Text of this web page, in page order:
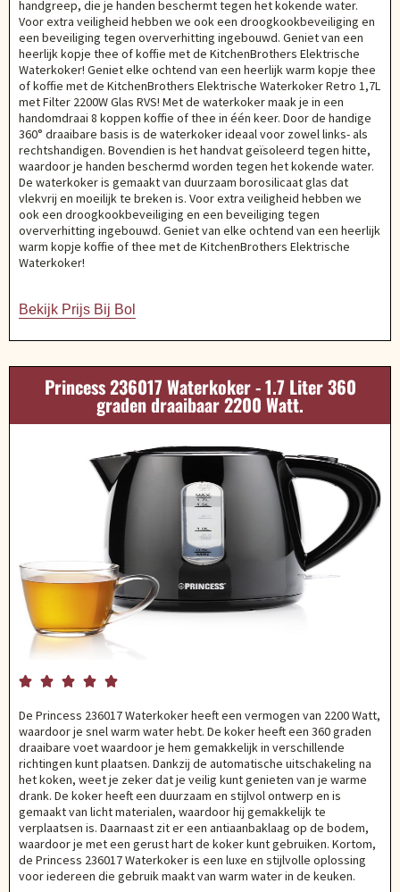
handgreep, die je handen beschermt tegen het kokende water.
Voor extra veiligheid hebben we ook een droogkookbeveiliging en
een beveiliging tegen oververhitting ingebouwd. Geniet van een
heerlijk kopje thee of koffie met de KitchenBrothers Elektrische
Waterkoker! Geniet elke ochtend van een heerlijk warm kopje thee
of koffie met de KitchenBrothers Elektrische Waterkoker Retro 1,7L
met Filter 2200W Glas RVS! Met de waterkoker maak je in een
handomdraai 8 koppen koffie of thee in één keer. Door de handige
360° draaibare basis is de waterkoker ideaal voor zowel links- als
rechtshandigen. Bovendien is het handvat geïsoleerd tegen hitte,
waardoor je handen beschermd worden tegen het kokende water.
De waterkoker is gemaakt van duurzaam borosilicaat glas dat
vlekvrij en moeilijk te breken is. Voor extra veiligheid hebben we
ook een droogkookbeveiliging en een beveiliging tegen
oververhitting ingebouwd. Geniet van elke ochtend van een heerlijk
warm kopje koffie of thee met de KitchenBrothers Elektrische
Waterkoker!
Bekijk Prijs Bij Bol
Princess 236017 Waterkoker - 1.7 Liter 360
graden draaibaar 2200 Watt.
    
De Princess 236017 Waterkoker heeft een vermogen van 2200 Watt,
waardoor je snel warm water hebt. De koker heeft een 360 graden
draaibare voet waardoor je hem gemakkelijk in verschillende
richtingen kunt plaatsen. Dankzij de automatische uitschakeling na
het koken, weet je zeker dat je veilig kunt genieten van je warme
drank. De koker heeft een duurzaam en stijlvol ontwerp en is
gemaakt van licht materialen, waardoor hij gemakkelijk te
verplaatsen is. Daarnaast zit er een antiaanbaklaag op de bodem,
waardoor je met een gerust hart de koker kunt gebruiken. Kortom,
de Princess 236017 Waterkoker is een luxe en stijlvolle oplossing
voor iedereen die gebruik maakt van warm water in de keuken.